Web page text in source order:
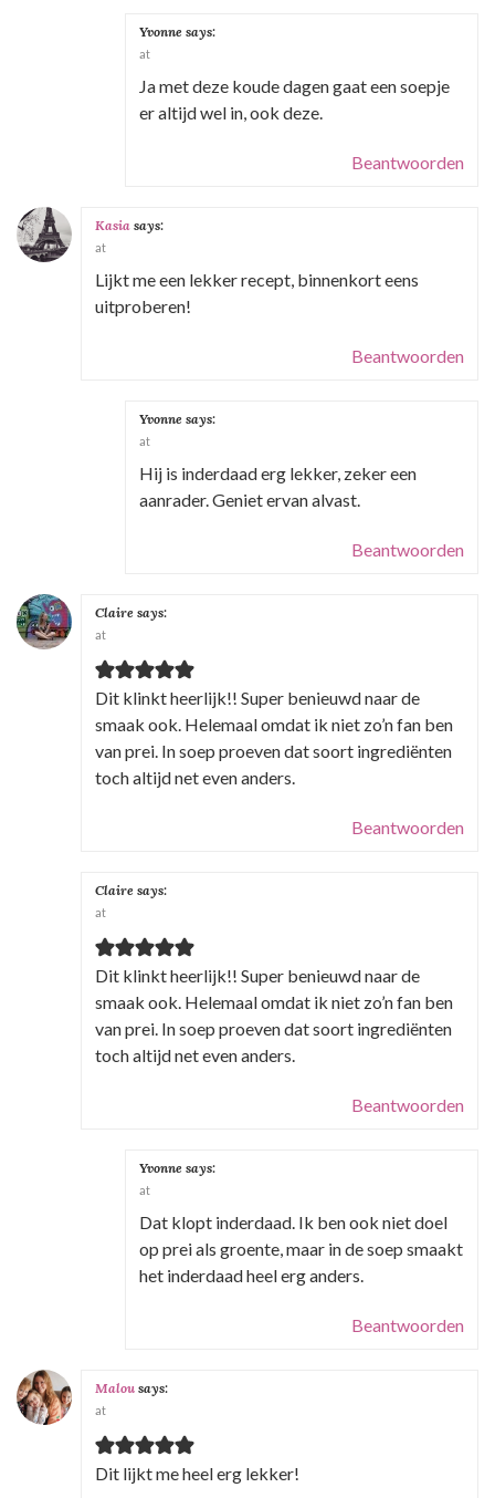
Yvonne says:
at
Ja met deze koude dagen gaat een soepje
er altijd wel in, ook deze.
Beantwoorden
Kasia says:
at
Lijkt me een lekker recept, binnenkort eens
uitproberen!
Beantwoorden
Yvonne says:
at
Hij is inderdaad erg lekker, zeker een
aanrader. Geniet ervan alvast.
Beantwoorden
Claire says:
at
Dit klinkt heerlijk!! Super benieuwd naar de
smaak ook. Helemaal omdat ik niet zo’n fan ben
van prei. In soep proeven dat soort ingrediënten
toch altijd net even anders.
Beantwoorden
Claire says:
at
Dit klinkt heerlijk!! Super benieuwd naar de
smaak ook. Helemaal omdat ik niet zo’n fan ben
van prei. In soep proeven dat soort ingrediënten
toch altijd net even anders.
Beantwoorden
Yvonne says:
at
Dat klopt inderdaad. Ik ben ook niet doel
op prei als groente, maar in de soep smaakt
het inderdaad heel erg anders.
Beantwoorden
Malou says:
at
Dit lijkt me heel erg lekker!